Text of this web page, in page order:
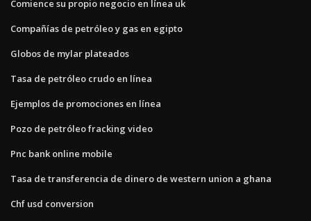
Comience su propio negocio en línea uk
Compañías de petróleo y gas en egipto
Globos de mylar plateados
Tasa de petróleo crudo en línea
Ejemplos de promociones en línea
Pozo de petróleo fracking video
Pnc bank online mobile
Tasa de transferencia de dinero de western union a ghana
Chf usd conversion